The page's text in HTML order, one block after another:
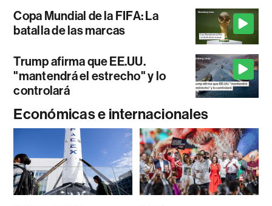
Copa Mundial de la FIFA: La
batalla de las marcas
Trump afirma que EE.UU.
"mantendrá el estrecho" y lo
controlará
Económicas e internacionales